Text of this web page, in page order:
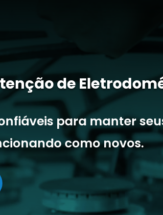
de
para manter
como novos.